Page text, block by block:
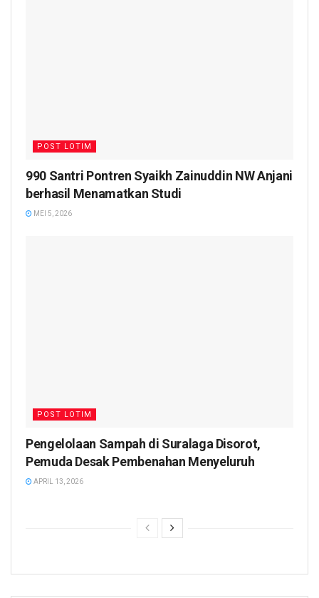
POST LOTIM
990 Santri Pontren Syaikh Zainuddin NW Anjani
berhasil Menamatkan Studi
MEI 5, 2026
POST LOTIM
Pengelolaan Sampah di Suralaga Disorot,
Pemuda Desak Pembenahan Menyeluruh
APRIL 13, 2026